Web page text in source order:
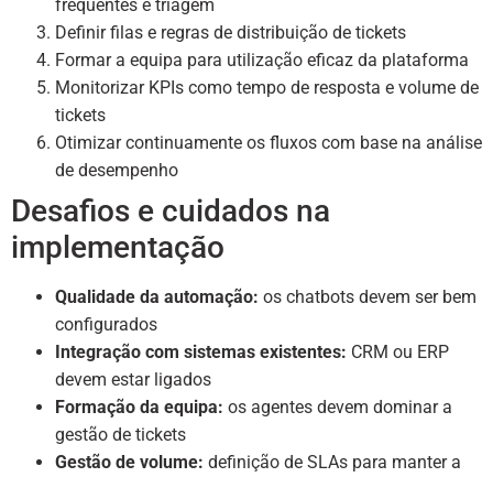
frequentes e triagem
Definir filas e regras de distribuição de tickets
Formar a equipa para utilização eficaz da plataforma
Monitorizar KPIs como tempo de resposta e volume de
tickets
Otimizar continuamente os fluxos com base na análise
de desempenho
Desafios e cuidados na
implementação
Qualidade da automação: os chatbots devem ser bem
configurados
Integração com sistemas existentes: CRM ou ERP
devem estar ligados
Formação da equipa: os agentes devem dominar a
gestão de tickets
Gestão de volume: definição de SLAs para manter a